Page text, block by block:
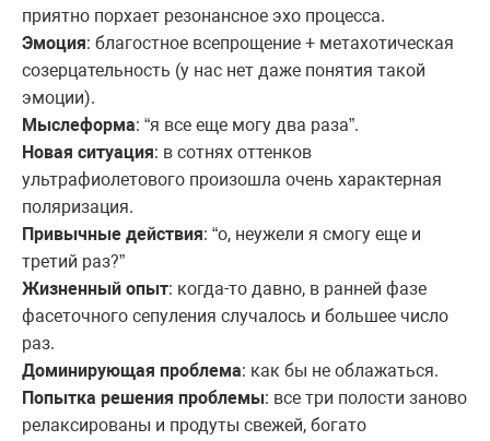
приятно порхает резонансное эхо процесса.
Эмоция: благостное всепрощение + метахотическая
созерцательность (у нас нет даже понятия такой
эмоции).
Мыслеформа: “я все еще могу два раза”.
Новая ситуация: в сотнях оттенков
ультрафиолетового произошла очень характерная
поляризация.
Привычные действия: “о, неужели я смогу еще и
третий раз?”
Жизненный опыт: когда-то давно, в ранней фазе
фасеточного сепуления случалось и большее число
раз.
Доминирующая проблема: как бы не облажаться.
Попытка решения проблемы: все три полости заново
релаксированы и продуты свежей, богато